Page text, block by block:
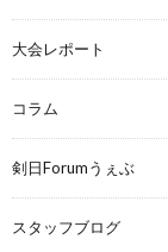
大会レポート
コラム
剣日Forumうぇぶ
スタッフブログ